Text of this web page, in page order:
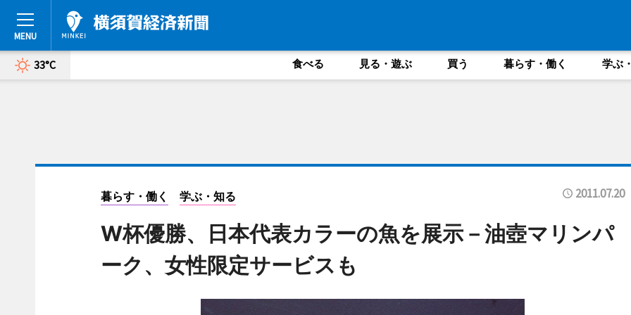
33°C 食べる 見る・遊ぶ 買う 暮らす・働く 学ぶ
暮らす・働く 学ぶ・知る 2011.07.20
W杯優勝、日本代表カラーの魚を展示－油壺マリンパ
ーク、女性限定サービスも